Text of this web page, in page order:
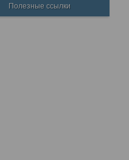
Полезные ссылки